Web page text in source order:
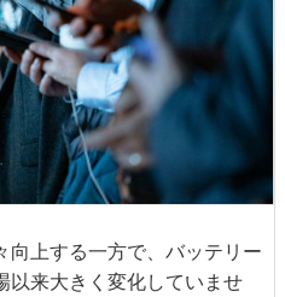
向上する一方で、バッテリー
以来大きく変化していませ